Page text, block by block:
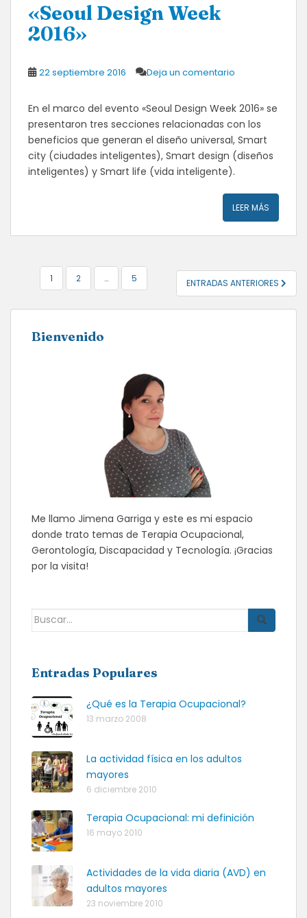
«Seoul Design Week
2016»
22 septiembre 2016 Deja un comentario
En el marco del evento «Seoul Design Week 2016» se
presentaron tres secciones relacionadas con los
beneficios que generan el diseño universal, Smart
city (ciudades inteligentes), Smart design (diseños
inteligentes) y Smart life (vida inteligente).
LEER MÁS
NAVEGACIÓN
ENTRADAS
1 2 … 5 ENTRADAS ANTERIORES
Bienvenido
Me llamo Jimena Garriga y este es mi espacio
donde trato temas de Terapia Ocupacional,
Gerontología, Discapacidad y Tecnología. ¡Gracias
por la visita!
Buscar:
Entradas Populares
¿Qué es la Terapia Ocupacional?
13 marzo 2008
La actividad física en los adultos
mayores
6 diciembre 2010
Terapia Ocupacional: mi definición
16 mayo 2010
Actividades de la vida diaria (AVD) en
adultos mayores
23 noviembre 2010